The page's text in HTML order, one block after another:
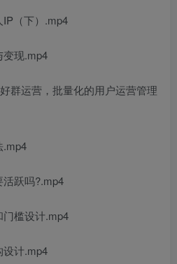
（下）.mp4
变现.mp4
群运营，批量化的用户运营管理
.mp4
跃吗?.mp4
槛设计.mp4
设计.mp4